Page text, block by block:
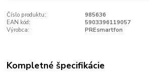
Číslo produktu:
985636
EAN kód:
5903396119057
Výrobca:
PREsmartfon
Kompletné špecifikácie